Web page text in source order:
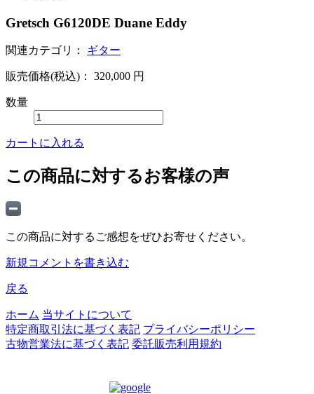
Gretsch G6120DE Duane Eddy
関連カテゴリ： ギター
販売価格(税込)： 320,000 円
数量
カートに入れる
この商品に対するお客様の声
この商品に対するご感想をぜひお寄せください。
新規コメントを書き込む
戻る
ホーム 当サイトについて
特定商取引法に基づく表記 プライバシーポリシー
古物営業法に基づく表記 委託販売利用規約